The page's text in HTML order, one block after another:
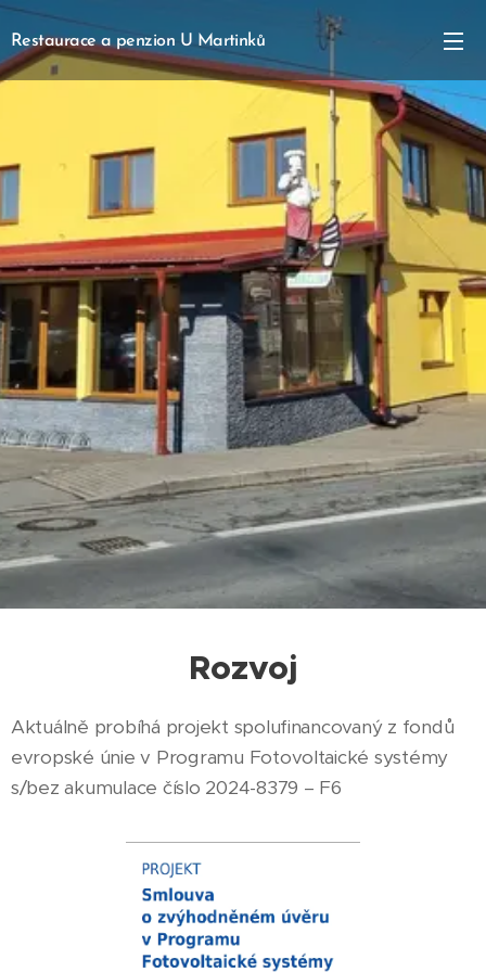
Restaurace a penzion U Martinků
Rozvoj
Aktuálně probíhá projekt spolufinancovaný z fondů
evropské únie v Programu Fotovoltaické systémy
s/bez akumulace číslo 2024-8379 – F6